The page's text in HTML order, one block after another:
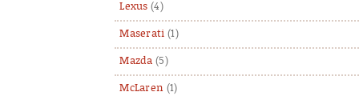
Lexus (4)
Maserati (1)
Mazda (5)
McLaren (1)